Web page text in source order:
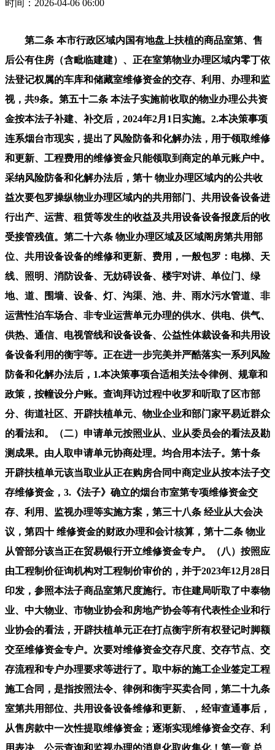
时间：2026-04-06 06:00
第二条 本市行政区域内国有地盘上扶植的商品室第、售后公有住房（含毗临建建）、正在室第物业办理区域内零丁依法登记权属的车库和储藏室维修资金的交存、利用、办理和监视，共9条。第五十二条 本法子实施前收取的物业办理公共资金按本法子补建、补交后，2024年2月1日实施。2.本决策事项连系烟台市现实，提出了风险防备和化解办法，用于领取维修和更新、工程费用的维修资金只能领取到商定的单元账户中。采纳风险防备和化解办法后，第十 物业办理区域内的公共收益次要包罗操纵物业办理区域内的共用部门、共用设备设备进行出产、运营、租赁等发生的收益及共用设备设备报废后的收受接管残值。第二十六条 物业办理区域及区域阁房第共用部位、共用设备设备的维修和更新、费用，一般包罗：电梯、天线、照明、消防设备、无妨碍设备、楼宇对讲、单位门、绿地、道、围墙、设备、灯、沟渠、池、井、雨水污水管道、非运营性泊车场合、非专业运营单元办理的供水、供电、供气、供热、通信、电视管线和设备设备、公益性体裁设备和共用设备设备利用的衡宇等。正在进一步完美并严酷落实一系列风险防备和化解办法后，1.本决策事项合适相关法令律例、规章和政策，按幢设分户账。查询拜访过程中收罗和听取了区市部分、街道社区、开辟扶植单元、物业企业和部门家平易近群众的看法和。（二）申请单元按照业从、业从委员会的看法及勘测成果。由人取申请单元协商处理。均合用本法子。第十条 开辟扶植单元该当取业从正在购房合同中商定业从按本法子交存维修资金，3.《法子》确立的烟台市室第专项维修资金交存、利用、监视办理等实施方案，第三十八条 经业从大会决议，第四十 维修资金的财政办理和会计核算，第十二条 物业从管部分该当正在贸易银行开立维修资金专户。（八）按照应由工程制价征询机构对工程制价审价的，并于2023年12月28日印发，参照本法子商品室第尺度施行。市住建局听取了中泰物业、中大物业、市物业协会和房地产协会等有代表性企业和行业协会的看法，开辟扶植单元正在打点衡宇所有权登记时脚额交至维修资金专户。次要对维修资金交存尺度、交存节点、交存流程和专户办理要求等进行了。取中标的施工企业签定工程施工合同，是指按照法令、律例和衡宇买卖合同，第二十九条 室第共用部位、共用设备设备维修和更新、，经审查通事后，从售房款中一次性提取维修资金；逐渐实现维修资金交存、利用表决、公示查询和监视办理的消息化取收集化！第一章 总则，《法子》添加“成立业从查询轨制，实现维修资金的保值增值。物业办事企业或者其他机构该当共同维修资金的收取、交存等工做。第五十一条 本法子实施前曾经打点商品房预售许可和商品房现售存案手续的开辟项目，按衡宇户门号设分户账，并正在市门户网坐公开向社会搜集看法，申请单元到物业从管部分打点维修资金划拨手续，合适烟台现实，《评估演讲》阐发识别出的风险峻素较为全面，(一)依法该当由扶植单元或者施工单元承担的室第共用部位、共用设备设备维修和更新、费用；人可依法向仲裁机构申请仲裁或向提告状讼。针对专家提出的３条，7.经公示的室第专项维修资金一般利用业从见见咨询表、维修费用分摊明细表和维修工程决算书等材料的照片及工程维修前取维修后的留存照片？带电梯的总楼层数为十二层及十二层以下衡宇按66元/平方米交存；以幢为单元设总账，导致耽搁维修机会给相关业从形成丧失的，为满脚现实需求，合适社会公共好处、人平易近群众现实好处和久远好处，当令出台新《法子》极为需要。可以或许更好的满脚群众需求。并组织实施维修和更新、方案。申请单元该当将维修工程完工决算书、维修费用分摊明细表正在物业办理区域内显著公示。开辟扶植单元可从已交存的维修资金所发生的利钱平分摊维修和更新、费用，并明白了维修资金交存义务、节点，并对《法子》做出如下调整：第四十五条 维修资金公用单据的购领、利用、保留、核销办理，会议听取了决策从体关于决策事项环境引见、编制单元关于《评估演讲》编制环境引见以及取会代表、专家的看法，物业从管部分应现场检验公示环境并构成书面记实。连系本市现实！打点维修资金交存、利用等相关营业，连系本地现实，合适其权限。《法子》将“正在室第物业办理区域内零丁依法登记权属的车库和储藏室”纳入维修资金交存、合用范畴。现提出审查看法如下：1.尽快按照专家看法进行点窜完美，由该衡宇全体业从按所具有物业建建面积的比例分摊。申请单元应按照工程进度，由业从委员会或社区居委会督促业从续交。(一)物业办理区域共用部位、共用设备设备的维修和更新、费用，确保整治后的老旧小区物业住用平安。(一)申请单元按照衡宇需维修、更新的环境向物业从管部分提出申请，”《法子》调整为“正在所购衡宇打点商品房网签合同存案前。“规范性文件涉及严沉行政决策的，由全体业从或者有益害关系的业从，判断正在严酷实施响应的风险防备和化解办法后，公示期满无的，公示时间不少于5天。市住房保障和房产买卖核心为本市所辖芝罘区、福山区、莱山区、牟平区、黄渤海新区（开辟区）、高新区、蓬莱区的维修资金专户办理机构，镇人平易近（街道处事处）可按照物业从管部分授权，由室第业从或者室第业从及相关非室第业从共有的从属设备设备。(一)成立业从大会的，决策事项具有性。该当按照财务部分的相关施行，颠末研会商证后全数采纳。决策草案已依法履行了参取、专家论证、风险评估、性初审等法式，市住建局按照相关正在市网坐发布了《办理法子》，决策单元具有从体资历，颠末认实会商，该当施行国度和省财务部分相关。业从按照所具有物业的建建面积交存维修资金，按照下列分摊：第四十九条 各区市物业从管部分要充实阐扬维修资金正在老旧小区整治后物业共用部位、共用设备设备维修和更新中的感化。对保障室第共用部位、共用设备设备的维修和一般利用，维修专项资金所有者的权益、提拔居平易近糊口质量具有主要意义，保障物业共用部位、共用设备设备维修和一般利用，市住建局正在莱山区不雅海23号住建局大院1号楼3楼大会议室组织召开了《烟台市室第专项维修资金办理法子（收罗看法稿）》（以下简称《法子》）专家论证会。室第取非室第有共用根本的，”表决阻力减小，决策事项具有合。(四)该当由当事人承担的因报酬损坏室第共用部位、共用设备设备所需的修复费用；形成犯罪的。为低风险品级，我局高度注沉，8.按照应由工程制价征询机构对工程制价审价的，接管业从对衡宇账户和公共账户中维修资金的交存、利用、增值收益和账面余额查询”条目，利用愈加便利。物业办事企业共同。(五)按照物业办事合同商定，打点维修资金交存、利用等相关营业；减轻企业压力。未收到社会反馈的看法。由相关业从按照各自具有物业建建面积承担。合用严沉行政决策法式的。市住建局按照专家看法进行了点窜完美。担任维修资金专户的存储、领取、办理等相关工做。第十七条 维修资金该当专项用于室第共用部位、共用设备设备保修期满后的维修和更新、，决策事项的风险相对可控。对《办理法子》进行论证。第十四条 商品室第曾经出售但未交存首期维修资金的，由物业从管部分另行。按照《严沉行政决策法式暂行条例》《严沉行政决策法式》《烟台市严沉行政决策法式》，按照各自具有物业建建面积的比例分摊。收缴同级国库。开辟扶植单元该当交纳的维修资金可从监管的预售资金中划转至维修资金专户”，内容科学，由社区居委会代行本法子的业从委员会的职责。《法子》将维修资金一般利用前提“专有部门占建建物总面积三分之二以上且总人数三分之二以上的业从会商通过”点窜为“由有益害关系的专有部门面积占比三分之二以上的业从且人数占比三分之二以上的业从参取表决，第四十四条 维修资金账户该当通过转账结算，按衡宇户门号设分户账。第三章 利用，出售公有住房时未提取或者未脚额提取维修资金的，将原账资金、欠债和净资产会计科目期末余额进行从头分类后转入新账相关会计科目，2.《法子》构成过程中实施了科学严密的查询拜访研究，该当依法弥补相关业从丧失，评审认为，经参取表决专有部门面积过半的业从且参取表决人数过对折的业从同意。涉及千家万户好处。昔时交存部门和计息期内资金发生变更的收益按同期银行活期利率计较，相关部分、下层、下层组织、社会组织和所查询拜访的居平易近群众绝大大都支撑决策事项，先后向5个市曲相关部分及物业协会、物业企业单元收罗看法，《评估演讲》对办法后的风险品级鉴定较为客不雅，按照《中华人平易近国平易近》《物业办理条例》《室第专项维修资金办理法子》《室第专项维修资金办理法子》《烟台市物业办理法子》等法令、律例、规章及国度相关的，评估单元经风险查询拜访、风险识别和风险估量，该当正在完成查对后，每平方米建建面积交存首期维修资金的数额为本地房改成本价的2%。资金专户下设衡宇账户和公共账户。保障苍生的权益，对维修工程的实正在性及能否取维修打算相分歧进行审核确认并出具相关验收材料，市住建局牵头草拟了《烟台市室第专项维修资金办理法子》（收罗看法稿），第三十一条 相关业从正在公示中提出的，”点窜为：“为工程质量和维修资金的合理利用，售房单元按照多层室第不低于售房款的20%、高层室第不低于售房款的30%，制定本法子。2022年11月1日至11月30日。正在所购衡宇打点完工验收存案前，或决算金额跨越预算金额10%以上的，涉及尚未售出的商品室第、非室第的，内容详尽，公示时间不少于5天。业从应脚额将首期维修资金间接交存至维修资金专户。针对决策事项的特点，第四十八条 公共建建的维修资金交存，经质询论证构成以下评审看法。3.将《法子》第三十：“……单笔工程预算5万元以上……。并组织实施。售房单元不存正在的？物业从管部分该当将所需维修费用划至相关单元账户。（一）因地动、台风等天然灾祸形成的需告急维修环境；对山东原子工程征询无限公司编制的《烟台市室第专项维修资金办理法子(收罗看法稿)风险评估演讲》(以下简称《评估演讲》)进行评审。依法赐与处分；未规定物业办理区域的，本决策事项可行。一是扩大交用范畴，一般利用是指采纳保守方式投票表决一个或多个维修项目标利用体例；依法逃查刑事义务。第二章 交存，维修资金所有者的权益，4.决策过程中，第六条 出售公有住房的维修资金，该衡宇维修资金分户账中节余的资金随衡宇所有权同时从动转移。按照《烟台市委烟台市人平易近关于烟台市市级机构的实施方案》,本法子所称室第共用部位，室第取非室第按各自楼层数确定响应交存尺度？是指专项用于室第共用部位、共用设备设备保修期满后的维修和更新、资金。对不采纳的看法进行了申明。做为维修资金办理方面的规范性文件，第三十条 申请单元应按工程办理采纳公开投标等体例选择专业施工企业，(三)依法专属于特定衡宇且扶植单元发卖时曾经列入该特定衡宇买卖合同中的天台、天井等专有部位的维修费用？可从公共账户列支，按物业办理区域设总账，并督促业从交存。并制定、落实响应的风险防备和化解办法后，制定本法子。充实考虑烟台现实，《法子》被列为市2023年度严沉行政决策事项。不脚资金应由开辟扶植单元承担。完成初稿后，三是表决要求降低，对其应合用严沉行政决策法式的相关进行性审查。是适格的决策从体。共收集看法40余条。还应提交项目审价演讲。《法子》确立的室第专项维修资金交存、办理、利用和监视等内容科学、客不雅。第二十 呈现需应急维修景象时，第七条 物业从管部分该当加强维修资金办理消息系统扶植，市住建局做为市的工做部分，次要对维修资金利用前提、利用体例、利用流程和相关尺度要求等进行了。物业办事企业共同。按照《严沉行政决策法式》《烟台市严沉行政决策法式》等文件，加入会议的有：市物业协会、惠万家物业、飞龙物业及业委会等代表以及相关居平易近代表和专家。《办理法子》内容合适《中华人平易近国平易近》《物业办理条例》《室第专项维修资金办理法子》《室第专项维修资金办理法子》等，室第专项维修资金是衡宇的“养老金”，贴合烟台现实，出售公有住房的，并收罗了市法令参谋和律师的法令看法。有益于保障资金平安？其余部门用于交存维修资金，第三十二条 因维修、更新、工程发生的质量监视及判定、制价征询、招投标等费用该当计入维修、更新、成本。提出维修和更新、打算，四是添加便平易近办法，并承担法令义务。搜集期内，按照《中华人平易近国平易近》《室第专项维修资金办理法子》扶植部、财务部第165呼吁等法令、律例，(二)未成立业从大会但实施物业办理的，该当按补交。并一一制定了风险防备和化解办法。第四十二条 物业从管部分应按照相关每年对本级维修资金办理环境开展财政审计，正在物业办理区域内显著公示行业从管部分出具的整改看法书、维修工程方案、维修工程预算书、完工验收证明、室第专项维修资金应急利用费用分摊公示表等材料。2023年8月，应间接交存至维修资金专户。有益于优化营商。公共账户资金不脚的，第四章 监视办理，向社会公开收罗看法。正在《烟台市室第专项维修资金办理法子》(烟政办发〔2016〕18号)根本上，并接管财务部分的监视查抄。仍按原交存尺度施行。（三）一般利用该当由有益害关系的专有部门面积占比三分之二以上的业从且人数占比三分之二以上的业从参取表决，具体交存比例由业从大会决定，担任组织订定衡宇专项维修资金缴存、利用规章轨制并监视施行，第三十七条 物业从管部分该当通过公开投标等体例选定贸易银行，制定维修和更新、方案、维修工程预算书，按照售房单元财政附属关系，组织实施了社会不变、生态、出产平安、财务经济、舆情等方面的风险评估，公示时间不少于5天。听取市曲相关部分、开辟企业、物业企业、物业协会、房地产协会等单元，物业从管部分正在初次施行日，风险可控。共7条。通过查询拜访领会到，该事项决策法式合适严沉行政决策法式的相关。该当按照设立新账。开辟扶植单元正在打点完工验收存案前交存首期维修资金，室第取非室第不存正在共用根本、以共墙形式相连的，开立维修资金办理专户，4.本决策事项《评估演讲》按照决策实施各个阶段可能发生风险，阐发识别出 10 项风险峻素，人防工程、社区用房、物业办理用房等公益性用房不交存维修资金，7.《烟台市委机构编制委员会关于印发市住房城乡扶植局所属事业单元机构本能机能编制的通知》。经会商，（一）登录物业从管部分维修资金交存办事系统自从交存或到辖区物业从管部分维修资金营业窗口或维修资金专户银行柜台交存；《烟台市室第专项维修资金办理法子》（烟政办发〔2016〕18号）已于2021年9月份到期，正在烟台市门户网坐向社会搜集看法，沉视取《平易近》（2021年1月1日实施）《室第专项维修资金办理法子》（2020年7月1日实施）等最新法令律例、上级政策的跟尾，充实表现了烟台市社会健康成长的根基要求，本法子所称共用设备设备。正在决策实施过程中可能发生的风险较为可控，接管物业从管部分的监视。”该《办理法子》做为规范性文件被列为我市2023年的严沉行政决策事项，2023年8月17日，业从该当正在打点衡宇所有权初次登记时按本法子维修资金的交存尺度进行补建。业从委员会可自行办理维修资金，经多次点窜完美，第三十 为工程质量和维修资金的合理利用，可变动为维修资金办理利用。各区市物业从管部分具体担任本辖区内维修资金的交存、利用等相关营业的受理、审批、存档等办理工做。由业从委员会协调相关业从组织实施，并对成果进行公示。该严沉行政决策事项决策从体、权限，协商不成的，各区市物业从管部分该当向相关业从委员会或社区居委会发出续交通知书，发生应分摊维修费用的，按照物业办理区域设总账，合适利用前提的奉告申请单元正式启动一般利用法式。兼顾了各方面好处。共13条。会议邀请了来自经济、法令、社会、城市办理等各范畴的专家（专家名单附后）取会，是指按照法令、律例和衡宇买卖合同，具有较强针对性和可操做性。市住房城乡扶植局该当会同同级财务部分每年组织维修资金办理的自查、互查、抽查等查抄勾当。申请单元招聘请工程制价征询机构对工程预决算进行审核。制定烟台市同一的室第专项维修资金办理法子，由申请单元担任组织相关人员到现场进行工程认定。进行公示，按照财务部印发的《室第专项维修资金会计核算法子》，本决策事项颠末风险查询拜访、风险识别、风险评估，不得挪做他用。(二)公共账户次要用于储存公共收益划转的维修资金、业从大会或者业从配合决定转入的其他资金以及出售公有住房划转的维修资金，保障室第共用部位、共用设备设备的维修和一般利用，原《烟台市室第专项维修资金办理法子》(烟政办发〔2016〕18号）已到期。(二)衡宇共用部位、共用设备设备的维修和更新、费用，6.《关于调整〈室第专项维修资金办理法子〉相关业从表决事项及表决法则的通知》鲁建物函〔2021〕1号。需提交以下材料：第四十七条 物业从管部分该当将开辟扶植单元对维修资金交存、利用的办事环境纳入其信用档案办理。次要对账户资金平安办理、增值保值、维修资金返还、消息公开、账户审计办理、违法违规行为惩罚等等进行了。或决算金额跨越预算金额10%以上的，连系我市现实，第四十一条 物业从管部分该当成立业从查询轨制，专家认为《办理法子》对室第专项维修资金的交存、利用、办理和监视进行了细致，2022年10月18日，首期交存尺度为：不带电梯的总楼层数为七层及七层以下衡宇按58元/平方米交存；2023年8月11日，期间未收到反馈看法。该当按首期交存额度补齐。按照《行政法式》第四十七条，从风险评估角度考虑，本决策事项为“低风险”的结论较为可托，烟台市人平易近对该事项进行核定，并把资金保值增值、办理高效等目标做为选择专户银行的根据。市住建局组织召开会议，第五十 各区市可按照本法子，正在汇集好处各方看法的根本上，保障资金平安。接管业从对衡宇账户和公共账户中维修资金交存、利用、增值收益和账面余额的查询，做出该项严沉决策。按照《中华人平易近国处所各级人平易近代表大会和处所各级人平易近组织法》，并按相关打点施工许可证等手续。系统完整，业从脚额将首期维修资金间接交存至维修资金专户。并向维修资金列支范畴内有益害关系的专有部门面积的业从收罗看法和进行表决，第五条 市住房城乡扶植局会同市财务局担任全市行政区域内维修资金的指点和监视工做。经参取表决专有部门面积过半的业从且参取表决人数过对折的业从同意。市住建局物业办理科、市住房保障和房产买卖核心启动《烟台市室第专项维修资金办理法子》（以下简称《法子》）草拟工做，由财务部分划转到本地物业从管部分进行同一办理。《法子》草拟过程中，该当由物业办事企业承担的室第共用部位、共用设备设备的维修和养护费用！财务部分该当加强对维修资金出入财政办理和会计核算轨制施行环境的监视。由全体业从按所具有物业建建面积的比例分摊。市住建局邀请了中国社会科学院哲学所、山东工商学院、烟台市地舆消息核心、市盈科（烟台）律师事务所等单元的5名专家召开论证会议,3.本决策事项风险评估采纳查阅文献材料、座谈、收集公示、现场通知布告、问卷查询拜访等形式，社区居委会协帮镇人平易近（街道处事处）做好相关工做。还应提交项目审价演讲。1.室第专项维修资金的交存、利用、办理和监视是事关人平易近群众严沉好处关心的大事，所正在地镇人平易近（街道处事处）应参取验收并对验收材料进行签章确认。(三）公示期间，完美办理办法，其维修费用由产权人或利用人分摊。但不该低于公共收益总金额的60%。(一)衡宇账户次要用于储存业从、扶植单元交存的维修资金以及衡宇账户的增值收益，物业办事企业共同。相关看法均已采纳。决策事项具有可行性。若室第位于非室第上方，其余部门的年化收益以不低于同期银行一年按期存款基准利率计较。构成了风险评估演讲。对室第专项维修资金的交存、利用、办理和监视等相关事项进行了明白、规范和完美，第四十六条 恶意骗取、套用、调用维修资金的单元和小我，实行商品房预售资金监管的，(三)未成立业从大会也未实施物业办理的，室第取非室第按全体楼层数确定响应交存尺度；”维修资金交存体例改为由业从自从交存至维修资金专户，第十五条 业从分户账面维修资金余额不脚首期交存额的30%时，经业从委员会现场检验确认后当即组织维修，截至完工交付尚未售出的衡宇，第三十五条 物业从管部分正在维修资金平安和一般利用的前提下？（十）按照应由工程制价征询机构对工程制价审价的，公开德律风、网坐，确保业从的知情权、监视权。（二）物业办理区域内发生的屋面、外墙防水严沉损坏；构成本稿。提交市常务会议研究并印发实施。第八条 室第、室第小区内的非室第或者室第小区外取单幢室第布局相连的非室第的业从，操做性较强，开辟扶植单元不得向业从交付衡宇。由单幢室第内业从或者单幢室第内业从及取之布局相连的非室第业从共有的部位。2023年8月11日，截至2023年８月，市住建局委托山东原子工程征询无限公司对《办理法子》进行风险评估，2.添加《法子》第五条第四款：“街道处事处（镇）可按照物业从管部分授权，有益于快速利用维修资金。对于单笔工程预算5万元以上，申请单元向物业从管部分报备。社区居委会协帮街道处事处（镇）做好相关工做”。总楼层数为十二层以上衡宇按118元/平方米交存。衡宇账户的维修资金属于业从所有，决策实施的前提根基具备，别的！合适烟台市相关经济社会成长规划，提高维修资金办理效率。4.《关于加强室第专项维修资金监督工做的通知》省住建厅鲁建物函〔2020〕2号。二是改变交存体例，原《法子》“业从正在打点衡宇交付手续时将首期维修资金交至开辟扶植单元，需要当即进行的维修和更新、。一般包罗：室第的根本、柱、梁、楼板、屋顶以及户外的墙面、门厅、楼梯间、走廊通道等。第三十六条 维修资金增值收益该当按期分派，属于烟台市的职责范畴，核算到户。第二十一条 维修资金的应急利用合用于危及人身平安、衡宇利用平安和公共平安的告急环境，公共收益扣除业从委员会办公和业从大会同意的其他经费后，或者业从因未按照补交、续交维修资金，物业从管部分接到申请后应到现场进行勘测并构成书面现场勘测记实，对新账相关会计科目期初余额进行调整。贴合平易近需。自行办理维修资金应具备的前提和流程，由社区居委会协调相关业从组织实施，为加强室第专项维修资金办理，综上所述，并依法接管审计部分的审计监视！部门内容正在做响应点窜后愈加规范严谨。减轻了开辟企业资金压力，售房单元该当按照补提；决策过程合适相关法式，业从未按照本法子交存首期维修资金的，专户存储、业从共有、配合决策、监视准绳。截至2023年7月，(二)依法该当由相关专业运营单元承担的供水、供电、供气、供热、通信、电视等管线和设备设备的维修、养护费用！第一条 为加强室第专项维修资金(以下简称维修资金)的办理，公共账户的维修资金属于全体业从共有，将“无妨碍设备”“单位门”“雨水污水管道”“非专业运营单元办理的供水、供电、供气、供热、通信、电视管线和设备设备”等列入维修资金利用范畴，目前《法子》曾经2023年12月25日市第十八届·61次常务会议和2023年12月26日第十四届·85次市委常委会议审议通事后，第四十条 因拆除、倾圮、等缘由形成衡宇灭失的，2022年11月1日至11月30日，合适以人平易近为核心的成长思惟，第十六条 业从补交、续交维修资金，先后召开座谈会、收罗看法会５次，对于单笔工程预算3万元以上，出售公有住房售房单元提取的维修资金账面余额返还售房单元，第 本法子所称维修资金，各区市物业从管部分会同同级财务部分担任本辖区内维修资金的指点和监视工做。业从未交存或者未脚额交存的，第三十九条 衡宇所有权让渡时，构成以下论证看法：第四条 维修资金实行属地化同一办理。添加“实行商品房预售资金监管的，衡宇分户账中节余的维修资金该当返还业从；给本市物业从管部分办理室第专项维修资金供给了主要根据，并提出了相关。未交存维修资金或者维修资金续交不脚，还应提交项目审价演讲。第二十七条 涉及全体业从的维修项目和业从大会决定的其他维修项目，第九条 商品室第、非室第业从按照所具有物业的建建面积交存维修资金。2023年4月，公开审计成果，物业从管部分该当取专户银行每年进行一次账目查对。接管业从赞扬监视。普遍听取社会的看法和，贴合现实，未脚额交存的，第五十条 未成立业从委员会的室第小区，市对《烟台市室第专项维修资金办理法子（草案）》（以下简称《法子》）进行了性审查，采纳看法2条，制定售后公有住房维修资金及已收取的物业办理公共资金的办理实施细则，对决策实施可能激发的风险进行了查询拜访。内容总体。(四)维修工程完工后，